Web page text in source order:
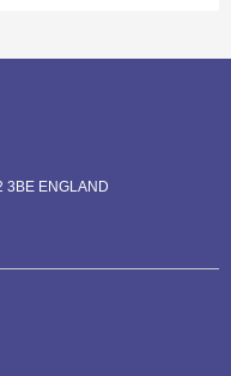
3BE ENGLAND